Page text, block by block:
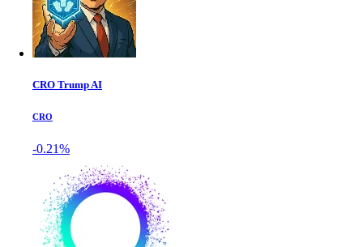
CRO Trump AI
CRO
-0.21%